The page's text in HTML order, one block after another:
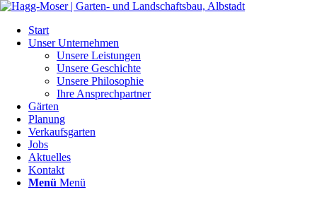
Start
Unser Unternehmen
Unsere Leistungen
Unsere Geschichte
Unsere Philosophie
Ihre Ansprechpartner
Gärten
Planung
Verkaufsgarten
Jobs
Aktuelles
Kontakt
Menü Menü